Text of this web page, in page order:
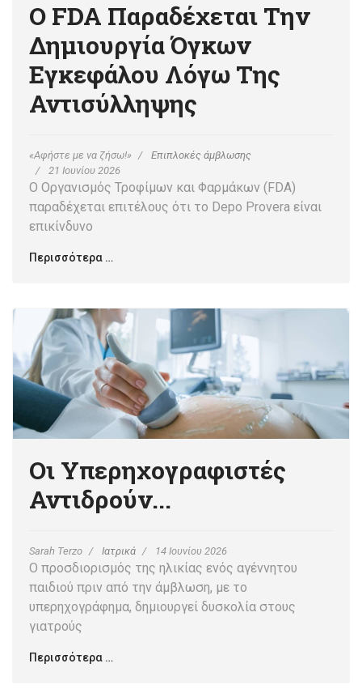
Ο FDA Παραδέχεται Την
Δημιουργία Όγκων
Εγκεφάλου Λόγω Της
Αντισύλληψης
«Αφήστε με να ζήσω!»
Επιπλοκές άμβλωσης
21 Ιουνίου 2026
Ο Οργανισμός Τροφίμων και Φαρμάκων (FDA)
παραδέχεται επιτέλους ότι το Depo Provera είναι
επικίνδυνο
Περισσότερα …
Οι Υπερηχογραφιστές
Αντιδρούν...
Sarah Terzo Ιατρικά 14 Ιουνίου 2026
Ο προσδιορισμός της ηλικίας ενός αγέννητου
παιδιού πριν από την άμβλωση, με το
υπερηχογράφημα, δημιουργεί δυσκολία στους
γιατρούς
Περισσότερα …